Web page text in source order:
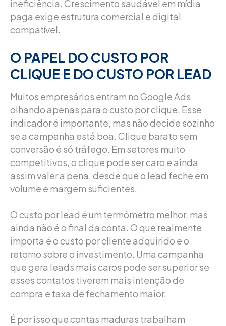
ineficiência. Crescimento saudável em mídia
paga exige estrutura comercial e digital
compatível.
O PAPEL DO CUSTO POR
CLIQUE E DO CUSTO POR LEAD
Muitos empresários entram no Google Ads
olhando apenas para o custo por clique. Esse
indicador é importante, mas não decide sozinho
se a campanha está boa. Clique barato sem
conversão é só tráfego. Em setores muito
competitivos, o clique pode ser caro e ainda
assim valer a pena, desde que o lead feche em
volume e margem suficientes.
O custo por lead é um termômetro melhor, mas
ainda não é o final da conta. O que realmente
importa é o custo por cliente adquirido e o
retorno sobre o investimento. Uma campanha
que gera leads mais caros pode ser superior se
esses contatos tiverem mais intenção de
compra e taxa de fechamento maior.
É por isso que contas maduras trabalham